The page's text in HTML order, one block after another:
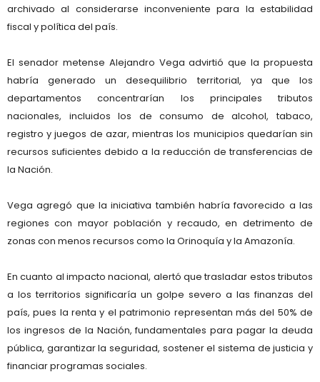
archivado al considerarse inconveniente para la estabilidad
fiscal y política del país.
El senador metense Alejandro Vega advirtió que la propuesta
habría generado undesequilibrio territorial, ya que los
departamentos concentrarían los principales tributos
nacionales, incluidos los de consumo de alcohol, tabaco,
registro y juegos de azar, mientras los municipios quedarían sin
recursos suficientes debido a la reducción de transferencias de
la Nación.
Vega agregó que la iniciativa también habría favorecido a las
regiones con mayor población y recaudo, en detrimento de
zonas con menos recursos como la Orinoquía y la Amazonía.
En cuanto al impacto nacional, alertó que trasladar estos tributos
a los territorios significaría un golpe severo a las finanzas del
país, pues la renta y el patrimonio representan más del 50% de
los ingresos de la Nación, fundamentales para pagar la deuda
pública, garantizar la seguridad, sostener el sistema de justicia y
financiar programas sociales.